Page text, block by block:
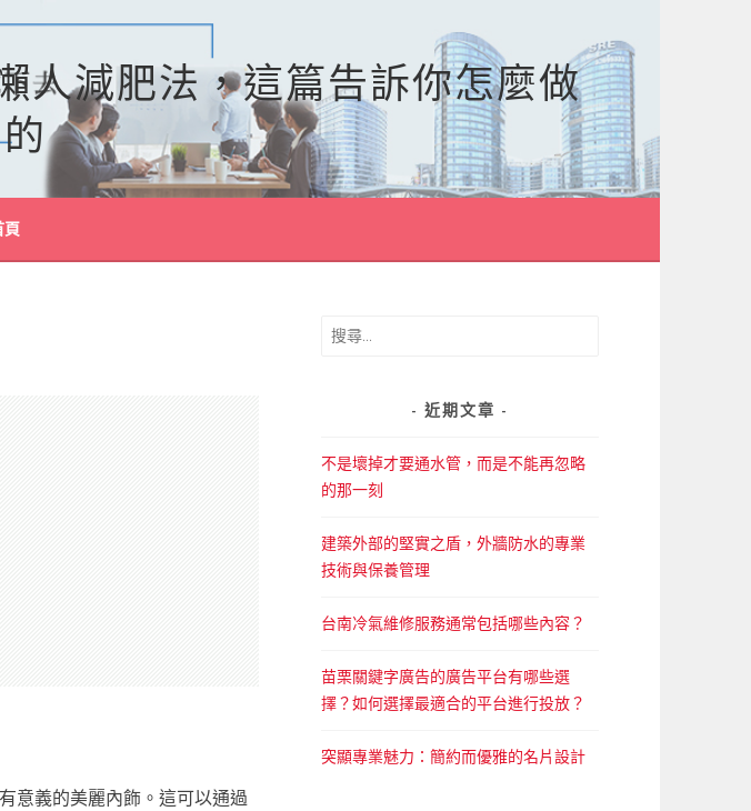
人減肥法，這篇告訴你怎麼做
頁
意義的美麗內飾。這可以通過
搜
近期文章
不是壞掉才要通水管，而是不能再忽略
的那一刻
建築外部的堅實之盾，外牆防水的專業
技術與保養管理
台南冷氣維修服務通常包括哪些內容？
苗栗關鍵字廣告的廣告平台有哪些選
擇？如何選擇最適合的平台進行投放？
突顯專業魅力：簡約而優雅的名片設計